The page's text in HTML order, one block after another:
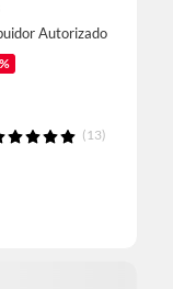
Autorizado
(13)